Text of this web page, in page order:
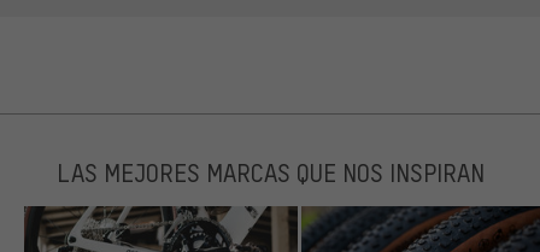
LAS MEJORES MARCAS QUE NOS INSPIRAN